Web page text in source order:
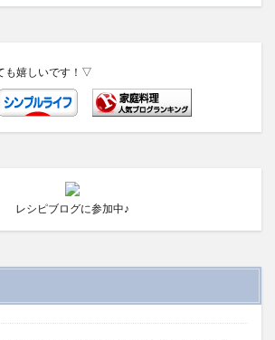
も嬉しいです！▽
レシピブログに参加中♪